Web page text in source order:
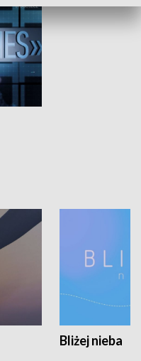
Bliżej nieba